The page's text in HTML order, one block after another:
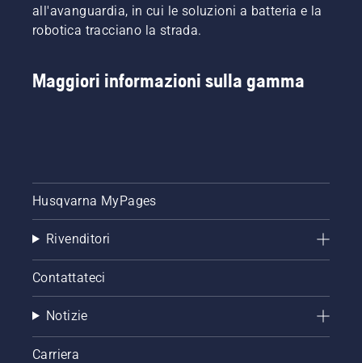
all'avanguardia, in cui le soluzioni a batteria e la
robotica tracciano la strada.
Maggiori informazioni sulla gamma
Husqvarna MyPages
Rivenditori
Contattateci
Notizie
Carriera